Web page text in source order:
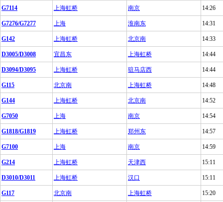
G7114 上海虹桥 南京 14:26
G7276/G7277 上海 淮南东 14:31
G142 上海虹桥 北京南 14:33
D3005/D3008 宜昌东 上海虹桥 14:44
D3094/D3095 上海虹桥 驻马店西 14:44
G115 北京南 上海虹桥 14:48
G144 上海虹桥 北京南 14:52
G7050 上海 南京 14:54
G1818/G1819 上海虹桥 郑州东 14:57
G7100 上海 南京 14:59
G214 上海虹桥 天津西 15:11
D3010/D3011 上海虹桥 汉口 15:11
G117 北京南 上海虹桥 15:20